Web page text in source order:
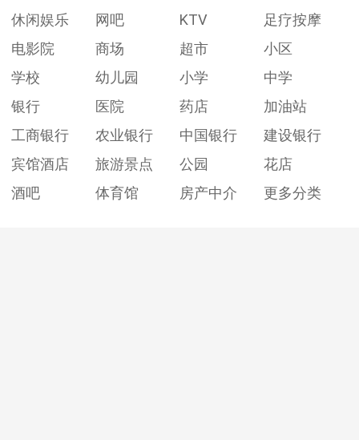
休闲娱乐
网吧 KTV
足疗按摩
电影院
商场 超市
小区
学校
幼儿园 小学
中学
银行
医院 药店
加油站
工商银行
农业银行 中国银行
建设银行
宾馆酒店
旅游景点 公园
花店
酒吧
体育馆 房产中介 更多分类